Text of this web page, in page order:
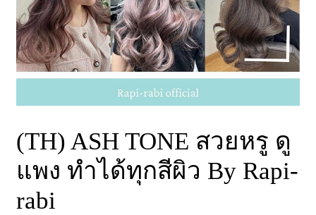
(TH) ASH TONE สวยหรู ดู
แพง ทำได้ทุกสีผิว By Rapi-
rabi